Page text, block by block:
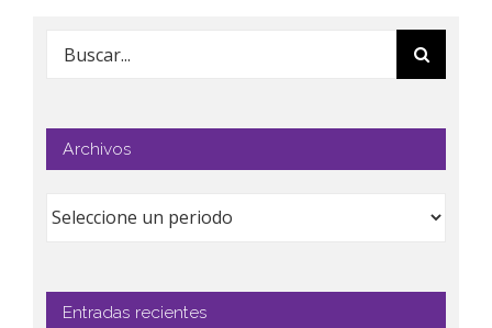
Buscar:
Archivos
Entradas recientes